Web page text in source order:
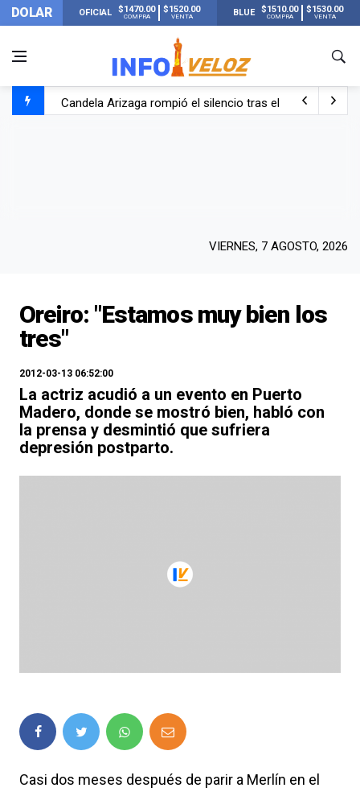
DOLAR OFICIAL $1470.00
COMPRA
$1520.00
VENTA BLUE $1510.00
COMPRA
$1530.00
VENTA
Candela Arizaga rompió el silencio tras el incidente con
VIERNES, 7 AGOSTO, 2026
Oreiro: "Estamos muy bien los
tres"
2012-03-13 06:52:00
La actriz acudió a un evento en Puerto
Madero, donde se mostró bien, habló con
la prensa y desmintió que sufriera
depresión postparto.
Casi dos meses después de parir a Merlín en el